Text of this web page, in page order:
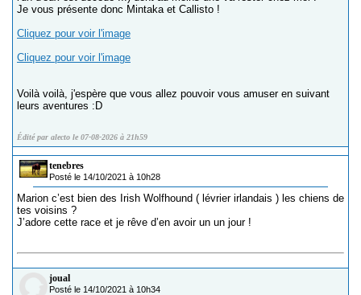
Je vous présente donc Mintaka et Callisto !
Cliquez pour voir l'image
Cliquez pour voir l'image
Voilà voilà, j'espère que vous allez pouvoir vous amuser en suivant
leurs aventures :D
Édité par alecto le 07-08-2026 à 21h59
tenebres
Posté le 14/10/2021 à 10h28
Marion c’est bien des Irish Wolfhound ( lévrier irlandais ) les chiens de
tes voisins ?
J’adore cette race et je rêve d’en avoir un un jour !
joual
Posté le 14/10/2021 à 10h34